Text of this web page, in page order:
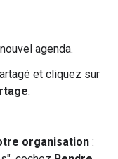
agenda.
et cliquez sur
.
organisation :